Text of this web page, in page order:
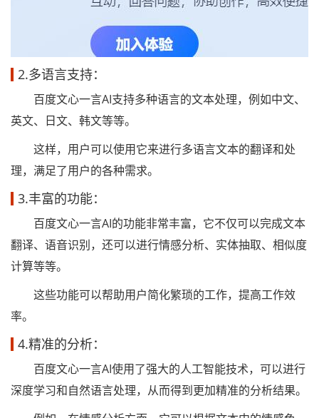
2.多语言支持：
百度文心一言AI支持多种语言的文本处理，例如中文、
英文、日文、韩文等等。
这样，用户可以使用它来进行多语言文本的翻译和处
理，满足了用户的各种需求。
3.丰富的功能：
百度文心一言AI的功能非常丰富，它不仅可以完成文本
翻译、语音识别，还可以进行情感分析、实体抽取、相似度
计算等等。
这些功能可以帮助用户简化繁琐的工作，提高工作效
率。
4.精准的分析：
百度文心一言AI使用了强大的人工智能技术，可以进行
深度学习和自然语言处理，从而得到更加精准的分析结果。